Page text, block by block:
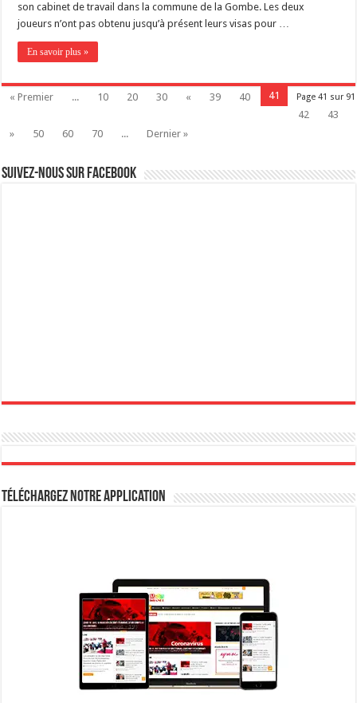
son cabinet de travail dans la commune de la Gombe. Les deux
joueurs n’ont pas obtenu jusqu’à présent leurs visas pour …
En savoir plus »
Page 41 sur 91
« Premier ... 10 20 30 « 39 40
41
42
43
»
50 60 70 ... Dernier »
Suivez-nous sur Facebook
Téléchargez notre Application